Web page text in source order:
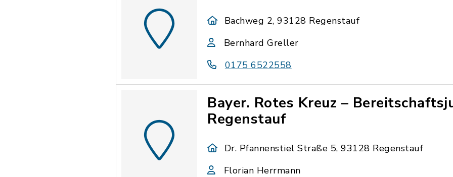
Bachweg 2, 93128 Regenstauf
Bernhard Greller
0175 6522558
Bayer. Rotes Kreuz –
Regenstauf
Dr. Pfannenstiel Straße 5, 93128 Regenstauf
Florian Herrmann